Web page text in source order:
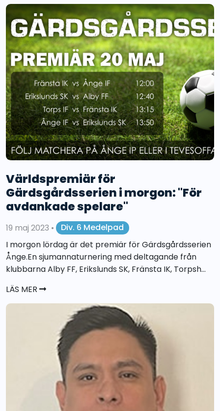
Världspremiär för
Gärdsgårdsserien i morgon: "För
avdankade spelare"
19 maj 2023 •
Div. 6 Medelpad
I morgon lördag är det premiär för Gärdsgårdsserien
Ånge.En sjumannaturnering med deltagande från
klubbarna Alby FF, Erikslunds SK, Fränsta IK, Torpsh...
LÄS MER